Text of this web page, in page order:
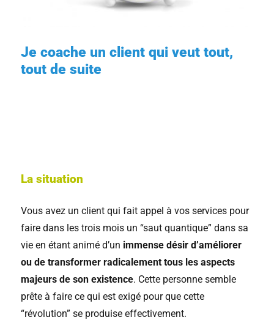
Je coache un client qui veut tout,
tout de suite
La situation
Vous avez un client qui fait appel à vos services pour
faire dans les trois mois un “saut quantique” dans sa
vie en étant animé d’un immense désir d’améliorer
ou de transformer radicalement tous les aspects
majeurs de son existence. Cette personne semble
prête à faire ce qui est exigé pour que cette
“révolution” se produise effectivement.